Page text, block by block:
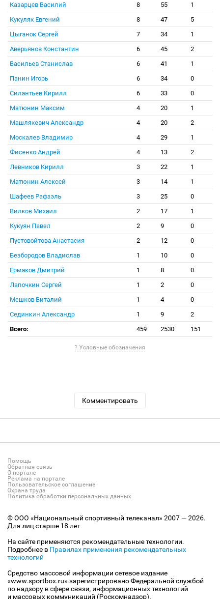
Казарцев Василий
8 55
1
Кукуляк Евгений
8 47
5
Цыганок Сергей
7 34
1
Аверьянов Константин
6 45
2
Васильев Станислав
6 41
1
Панин Игорь
6 34
0
Силантьев Кирилл
6 33
0
Матюнин Максим
4 20
1
Машлякевич Александр
4 20
2
Москалев Владимир
4 29
1
Фисенко Андрей
4 13
2
Левников Кирилл
3 22
1
Матюнин Алексей
3 14
1
Шафеев Рафаэль
3 25
0
Вилков Михаил
2 17
1
Кукуян Павел
2 9
0
Пустовойтова Анастасия
2 12
0
Безбородов Владислав
1 10
0
Ермаков Дмитрий
1 8
0
Лапочкин Сергей
1 2
0
Мешков Виталий
1 4
0
Сединкин Александр
1 9
2
Всего:
459 2530 151
? Условные обозначения
Комментировать
Помощь
Обратная связь
О портале
Реклама на портале
Пользовательское соглашение
Охрана труда
Политика обработки персональных данных
© ООО «Национальный спортивный телеканал» 2007 — 2026.
Для лиц старше 18 лет
На сайте применяются рекомендательные технологии.
Подробнее в Правилах применения рекомендательных
технологий
Средство массовой информации сетевое издание
«www.sportbox.ru» зарегистрировано Федеральной службой
по надзору в сфере связи, информационных технологий
и массовых коммуникаций (Роскомнадзор).